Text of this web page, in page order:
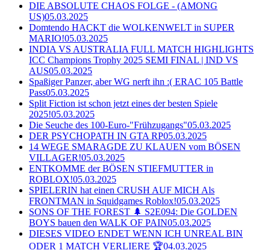
DIE ABSOLUTE CHAOS FOLGE - (AMONG
US)05.03.2025
Domtendo HACKT die WOLKENWELT in SUPER
MARIO!05.03.2025
INDIA VS AUSTRALIA FULL MATCH HIGHLIGHTS
ICC Champions Trophy 2025 SEMI FINAL | IND VS
AUS05.03.2025
Spaßiger Panzer, aber WG nerft ihn :( ERAC 105 Battle
Pass05.03.2025
Split Fiction ist schon jetzt eines der besten Spiele
2025!05.03.2025
Die Seuche des 100-Euro-"Frühzugangs"05.03.2025
DER PSYCHOPATH IN GTA RP05.03.2025
14 WEGE SMARAGDE ZU KLAUEN vom BÖSEN
VILLAGER!05.03.2025
ENTKOMME der BÖSEN STIEFMUTTER in
ROBLOX!05.03.2025
SPIELERIN hat einen CRUSH AUF MICH Als
FRONTMAN in Squidgames Roblox!05.03.2025
SONS OF THE FOREST 🌲 S2E094: Die GOLDEN
BOYS bauen den WALK OF PAIN05.03.2025
DIESES VIDEO ENDET WENN ICH UNREAL BIN
ODER 1 MATCH VERLIERE 🏆04.03.2025